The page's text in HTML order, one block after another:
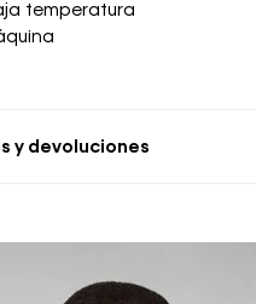
temperatura
y devoluciones
de reembolso de dinero